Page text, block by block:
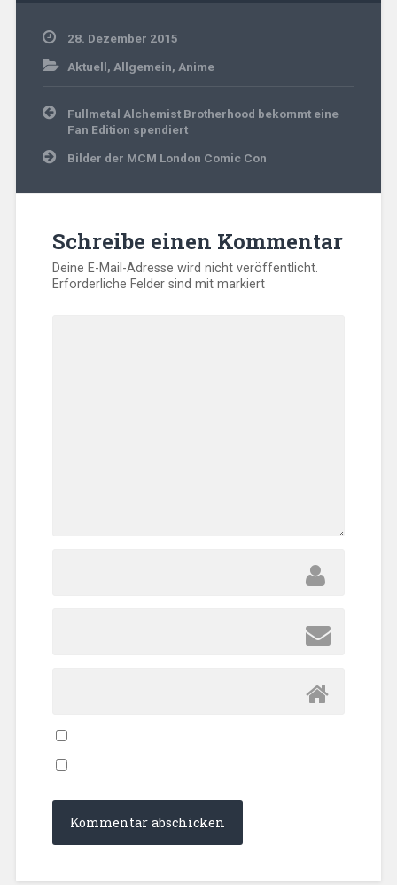
28. Dezember 2015
Aktuell, Allgemein, Anime
Beitragsnavigation
Fullmetal Alchemist Brotherhood bekommt eine
Fan Edition spendiert
Bilder der MCM London Comic Con
Schreibe einen Kommentar
Deine E-Mail-Adresse wird nicht veröffentlicht.
Erforderliche Felder sind mitmarkiert